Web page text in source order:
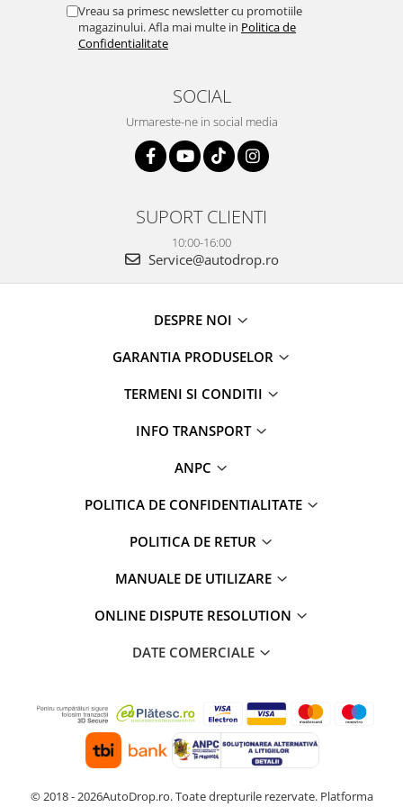
Vreau sa primesc newsletter cu promotiile
magazinului. Afla mai multe in Politica de
Confidentialitate
SOCIAL
Urmareste-ne in social media
SUPORT CLIENTI
10:00-16:00
Service@autodrop.ro
DESPRE NOI
GARANTIA PRODUSELOR
TERMENI SI CONDITII
INFO TRANSPORT
ANPC
POLITICA DE CONFIDENTIALITATE
POLITICA DE RETUR
MANUALE DE UTILIZARE
ONLINE DISPUTE RESOLUTION
DATE COMERCIALE
© 2018 - 2026AutoDrop.ro. Toate drepturile rezervate. Platforma